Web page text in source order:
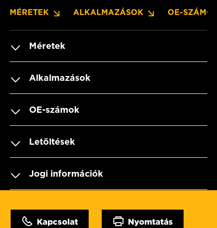
MÉRETEK ALKALMAZÁSOK OE-
Méretek
Alkalmazások
OE-számok
Letöltések
Jogi információk
Kapcsolat Nyomtatás